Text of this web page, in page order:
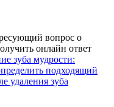
вопрос о
онлайн ответ
зуба мудрости:
подходящий
удаления зуба